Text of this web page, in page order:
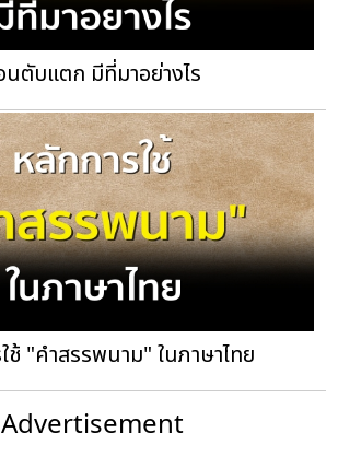
นตับแตก มีที่มาอย่างไร
ช้ "คำสรรพนาม" ในภาษาไทย
Advertisement